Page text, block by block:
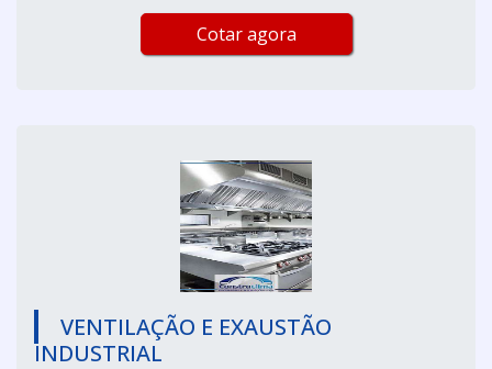
Cotar agora
VENTILAÇÃO E EXAUSTÃO
INDUSTRIAL